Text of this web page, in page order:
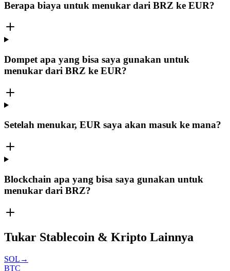
Berapa biaya untuk menukar dari BRZ ke EUR?
Dompet apa yang bisa saya gunakan untuk
menukar dari BRZ ke EUR?
Setelah menukar, EUR saya akan masuk ke mana?
Blockchain apa yang bisa saya gunakan untuk
menukar dari BRZ?
Tukar Stablecoin & Kripto Lainnya
SOL →
BTC